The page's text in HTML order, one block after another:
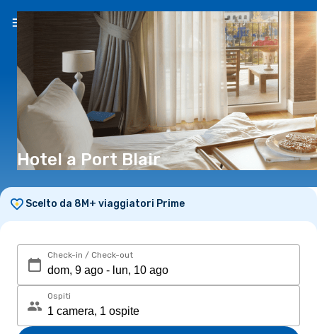
IT(€)
Hotel a Port Blair
Scelto da 8M+ viaggiatori Prime
Check-in / Check-out
Ospiti